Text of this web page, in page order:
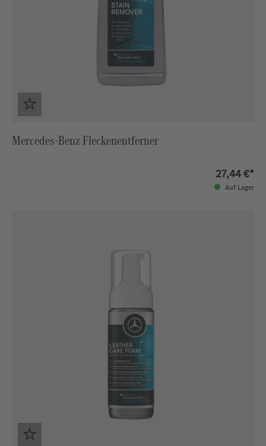
Mercedes-Benz Fleckenentferner
27,44 €*
Auf Lager